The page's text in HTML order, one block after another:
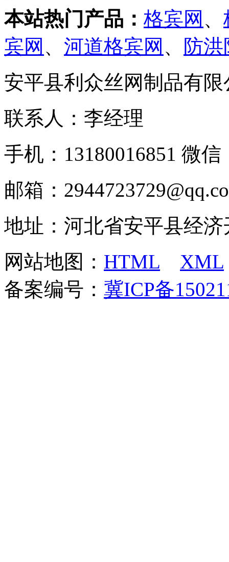
本站热门产品： 格宾网 、
宾网 、 河道格宾网 、
防
安平县利众丝网制品有限
联系人：李经理
手机：13180016851 微信
邮箱：
地址：河北省安平县经济
网站地图： HTML
XML
备案编号： 冀ICP备